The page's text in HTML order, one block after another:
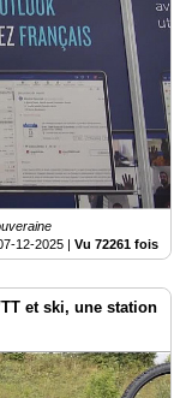
12-2025 | Vu 72261 fois
et ski, une station